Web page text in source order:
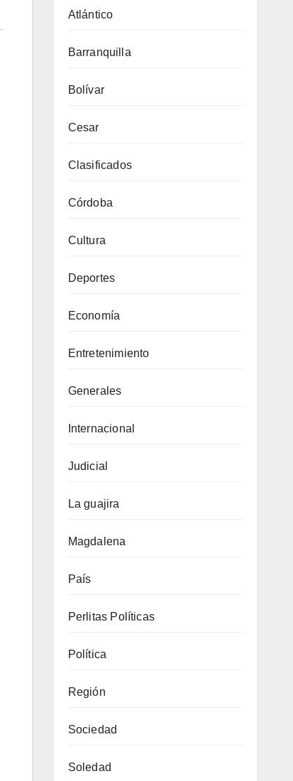
Atlántico
Barranquilla
Bolívar
Cesar
Clasificados
Córdoba
Cultura
Deportes
Economía
Entretenimiento
Generales
Internacional
Judicial
La guajira
Magdalena
País
Perlitas Políticas
Política
Región
Sociedad
Soledad